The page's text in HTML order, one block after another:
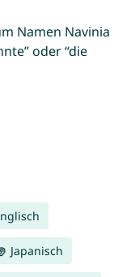
Namen Navinia
oder “die
Japanisch